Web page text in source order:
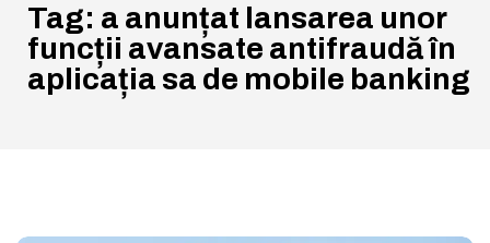
Tag: a anunțat lansarea unor
funcții avansate antifraudă în
aplicația sa de mobile banking